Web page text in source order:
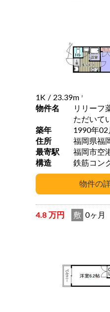
1K / 23.39m 2
物件名
リリーフ
ただいて
築年
1990年02
住所
福岡県福
最寄駅
構造
鉄筋コン
4.8 万円 敷 0ヶ月